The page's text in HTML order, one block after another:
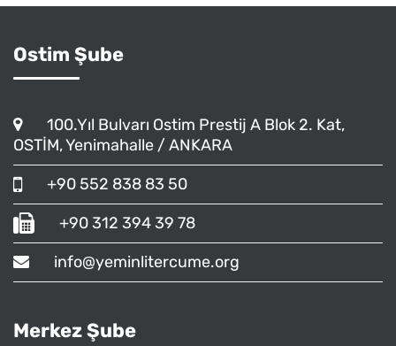
Ostim Şube
100.Yıl Bulvarı Ostim Prestij A Blok 2. Kat,
OSTİM, Yenimahalle / ANKARA
+90 552 838 83 50
+90 312 394 39 78
info@yeminlitercume.org
Merkez Şube